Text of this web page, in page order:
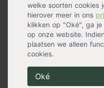
welke soorten cookies
hierover meer in ons
klikken op "Oké", ga
op onze website.
plaatsen we alleen
cookies.
Oké
Deze sierbomen zijn
bamboe. Naast een
dienen als schaduw- en
verschillende leibomen.
verschijning. Wat ze
vruchten. Let bij je